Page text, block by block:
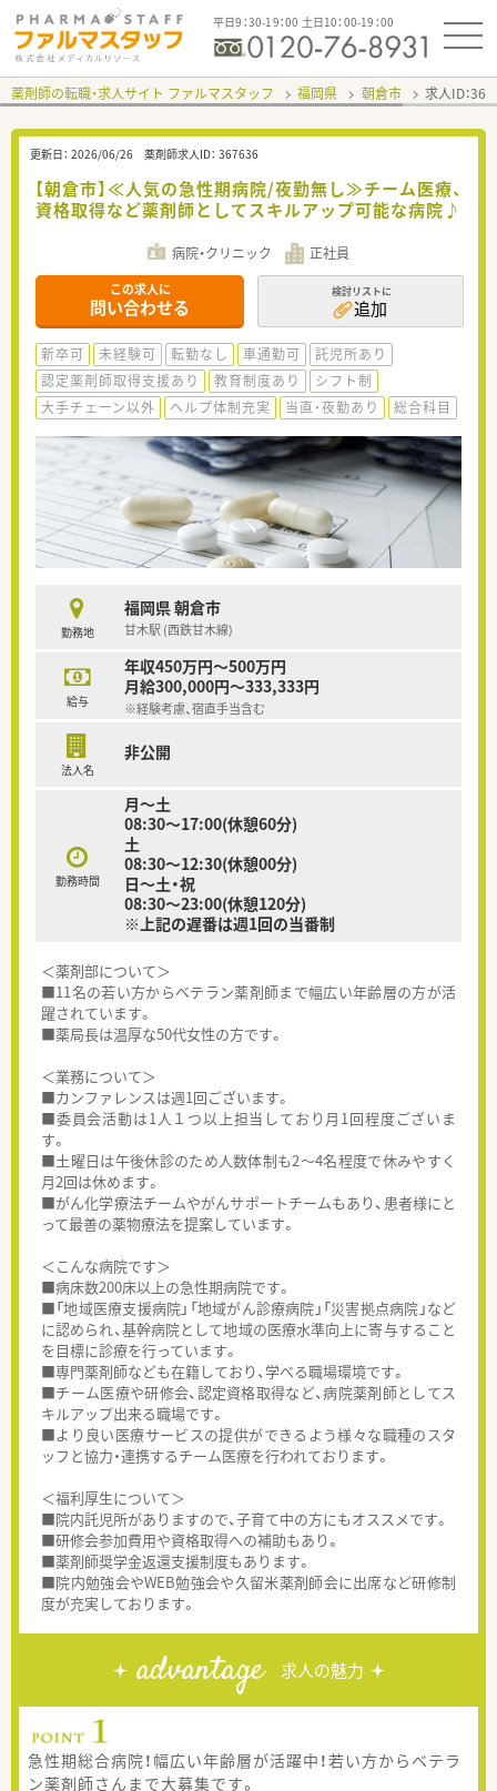
平日9：30-19：00 土日10：00-19：00
薬剤師の転職・求人サイト ファルマスタッフ 福岡県 朝倉市 求人ID：
更新日： 2026/06/26 薬剤師求人ID： 367636
【朝倉市】≪人気の急性期病院/夜勤無し≫チーム医療、
資格取得など薬剤師としてスキルアップ可能な病院♪
病院・クリニック 正社員
この求人に
問い合わせる
検討リストに
追加
新卒可 未経験可 転勤なし 車通勤可
託児所あり
認定薬剤師取得支援あり
教育制度あり
シフト制
大手チェーン以外
ヘルプ体制充実 当直・夜勤あり 総合科目
勤務地
福岡県 朝倉市
甘木駅 (西鉄甘木線)
給与
年収450万円～500万円
月給300,000円～333,333円
※経験考慮、宿直手当含む
法人名
非公開
勤務時間
月～土
08:30～17:00(休憩60分)
土
08:30～12:30(休憩00分)
日～土・祝
08:30～23:00(休憩120分)
※上記の遅番は週1回の当番制
＜薬剤部について＞
■11名の若い方からベテラン薬剤師まで幅広い年齢層の方が活
躍されています。
■薬局長は温厚な50代女性の方です。
＜業務について＞
■カンファレンスは週1回ございます。
■委員会活動は1人１つ以上担当しており月1回程度ございま
す。
■土曜日は午後休診のため人数体制も2～4名程度で休みやすく
月2回は休めます。
■がん化学療法チームやがんサポートチームもあり、患者様にと
って最善の薬物療法を提案しています。
＜こんな病院です＞
■病床数200床以上の急性期病院です。
■「地域医療支援病院」「地域がん診療病院」「災害拠点病院」など
に認められ、基幹病院として地域の医療水準向上に寄与すること
を目標に診療を行っています。
■専門薬剤師なども在籍しており、学べる職場環境です。
■チーム医療や研修会、認定資格取得など、病院薬剤師としてス
キルアップ出来る職場です。
■より良い医療サービスの提供ができるよう様々な職種のスタ
ッフと協力・連携するチーム医療を行われております。
＜福利厚生について＞
■院内託児所がありますので、子育て中の方にもオススメです。
■研修会参加費用や資格取得への補助もあり。
■薬剤師奨学金返還支援制度もあります。
■院内勉強会やWEB勉強会や久留米薬剤師会に出席など研修制
度が充実しております。
advantage 求人の魅力
急性期総合病院！幅広い年齢層が活躍中！若い方からベテラ
ン薬剤師さんまで大募集です。